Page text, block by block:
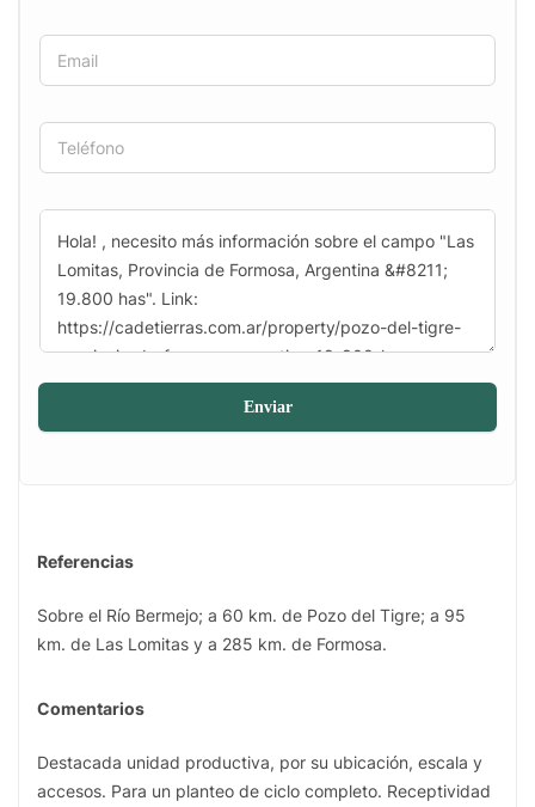
Enviar
Referencias
Sobre el Río Bermejo; a 60 km. de Pozo del Tigre; a 95
km. de Las Lomitas y a 285 km. de Formosa.
Comentarios
Destacada unidad productiva, por su ubicación, escala y
accesos. Para un planteo de ciclo completo. Receptividad